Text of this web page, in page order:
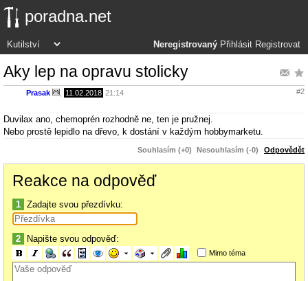
poradna.net
Neregistrovaný Přihlásit Registrovat
Aky lep na opravu stolicky
Prasak 11.02.2018 21:14 #2
Duvilax ano, chemoprén rozhodně ne, ten je pružnej.
Nebo prostě lepidlo na dřevo, k dostání v každým hobbymarketu.
Souhlasím (+0) Nesouhlasím (-0) Odpovědět
Reakce na odpověď
1 Zadajte svou přezdívku:
2 Napište svou odpověď:
Mimo téma